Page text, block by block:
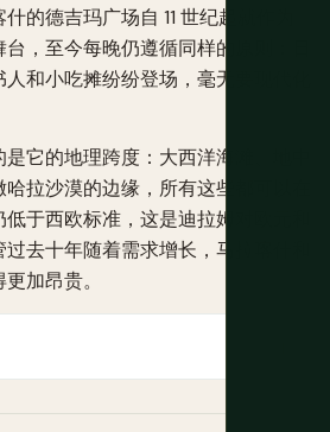
的德吉玛广场自 11 世纪起就作为
，至今每晚仍遵循同样的原则：日
和小吃摊纷纷登场，毫无要现代化
它的地理跨度：大西洋海滩、地中
拉沙漠的边缘，所有这些都可以在
于西欧标准，这是迪拉姆对欧元和
去十年随着需求增长，马拉喀什和
加昂贵。